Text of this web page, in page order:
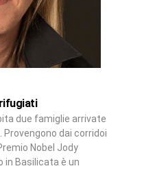
due famiglie arrivate
Provengono dai corridoi
Nobel Jody
in Basilicata è un